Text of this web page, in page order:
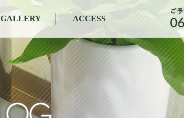
GALLERY ACCESS